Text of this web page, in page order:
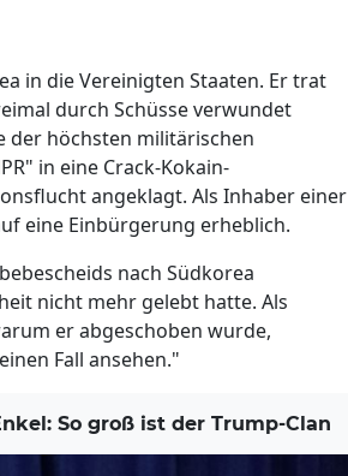
in die Vereinigten Staaten. Er trat
durch Schüsse verwundet
der höchsten militärischen
in eine Crack-Kokain-
angeklagt. Als Inhaber einer
eine Einbürgerung erheblich.
nach Südkorea
nicht mehr gelebt hatte. Als
er abgeschoben wurde,
Fall ansehen."
So groß ist der Trump-Clan